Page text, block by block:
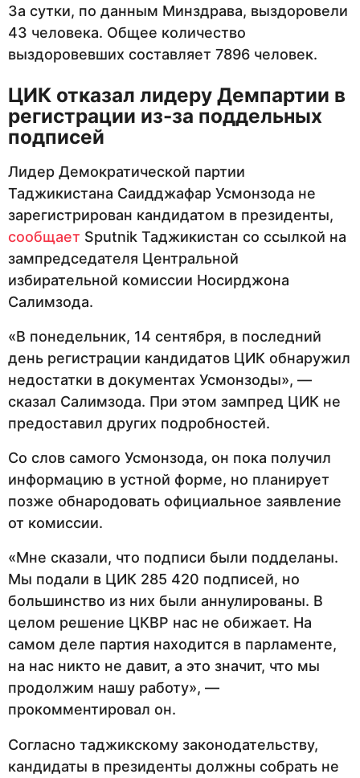
За сутки, по данным Минздрава, выздоровели
43 человека. Общее количество
выздоровевших составляет 7896 человек.
ЦИК отказал лидеру Демпартии в
регистрации из-за поддельных
подписей
Лидер Демократической партии
Таджикистана Саидджафар Усмонзода не
зарегистрирован кандидатом в президенты,
сообщает Sputnik Таджикистан со ссылкой на
зампредседателя Центральной
избирательной комиссии Носирджона
Салимзода.
«В понедельник, 14 сентября, в последний
день регистрации кандидатов ЦИК обнаружил
недостатки в документах Усмонзоды», —
сказал Салимзода. При этом зампред ЦИК не
предоставил других подробностей.
Со слов самого Усмонзода, он пока получил
информацию в устной форме, но планирует
позже обнародовать официальное заявление
от комиссии.
«Мне сказали, что подписи были подделаны.
Мы подали в ЦИК 285 420 подписей, но
большинство из них были аннулированы. В
целом решение ЦКВР нас не обижает. На
самом деле партия находится в парламенте,
на нас никто не давит, а это значит, что мы
продолжим нашу работу», —
прокомментировал он.
Согласно таджикскому законодательству,
кандидаты в президенты должны собрать не